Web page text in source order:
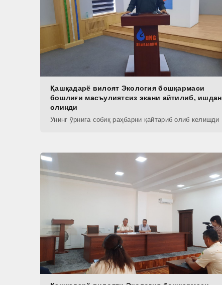
Қашқадарё вилоят Экология бошқармаси
бошлиғи масъулиятсиз экани айтилиб, ишдан
олинди
Унинг ўрнига собиқ раҳбарни қайтариб олиб келишди